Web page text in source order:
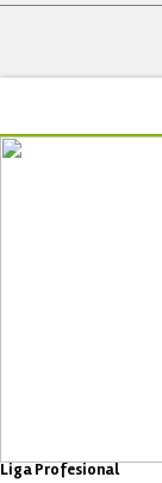
Liga Profesional